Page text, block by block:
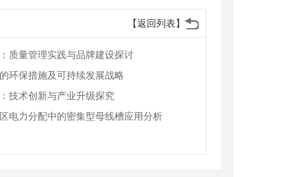
【返回列表】
质量管理实践与品牌建设探讨
环保措施及可持续发展战略
技术创新与产业升级探究
电力分配中的密集型母线槽应用分析